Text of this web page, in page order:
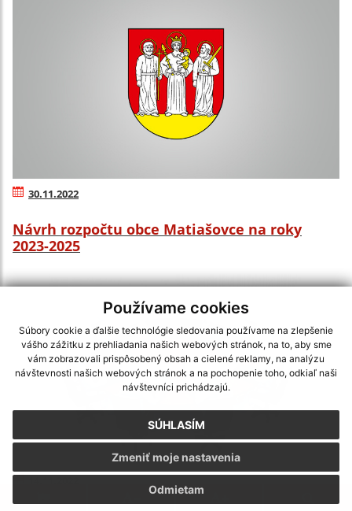
Používame cookies
Súbory cookie a ďalšie technológie sledovania používame na zlepšenie
vášho zážitku z prehliadania našich webových stránok, na to, aby sme
vám zobrazovali prispôsobený obsah a cielené reklamy, na analýzu
návštevnosti našich webových stránok a na pochopenie toho, odkiaľ naši
návštevníci prichádzajú.
SÚHLASÍM
Odmietam
Zmeniť moje nastavenia
30.11.2022
Návrh rozpočtu obce Matiašovce na roky
2023-2025